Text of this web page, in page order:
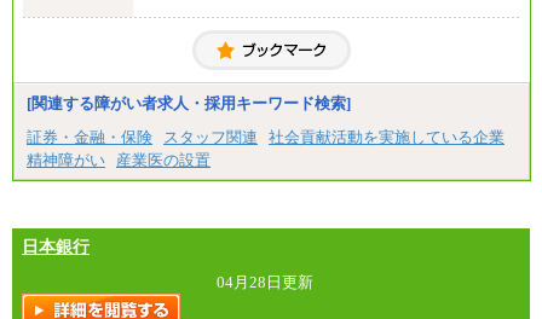
月給20万2000円～23万4000円（勤務地により異な
固定残業／なし 試用期間／あり（6か月）
[関連する障がい者求人・採用キーワード検索]
証券・金融・保険
スタッフ関連
社会貢献活動を実施している企業
精神障がい
産業医の設置
日本銀行
04月28日更新